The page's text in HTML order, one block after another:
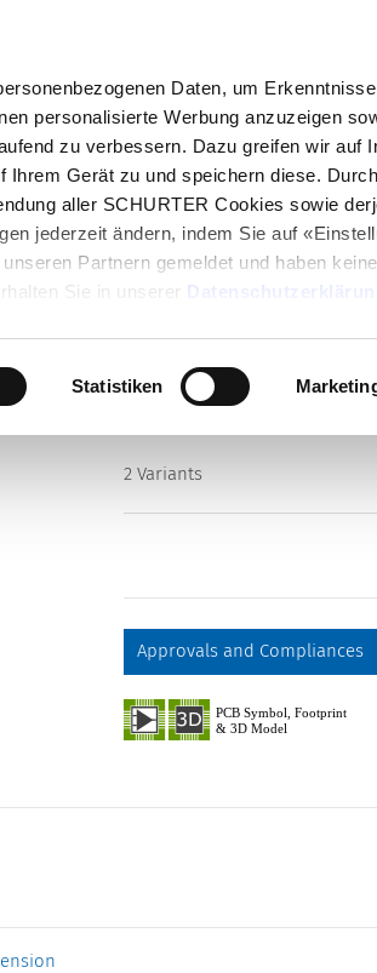
Daten, um
personalisierte Werbung anzuzeigen
zu verbessern. Dazu greifen wir auf
Ihrem Gerät zu und speichern diese.
aller SCHURTER Cookies sowie
jederzeit ändern, indem Sie auf
Partnern gemeldet und haben
Sie in unserer Datenschutzerklärung
Statistiken
Series
Caps to FEU (Grip)
Caps for Holder FEU (Grip)
2 Variants
Approvals and Compliances